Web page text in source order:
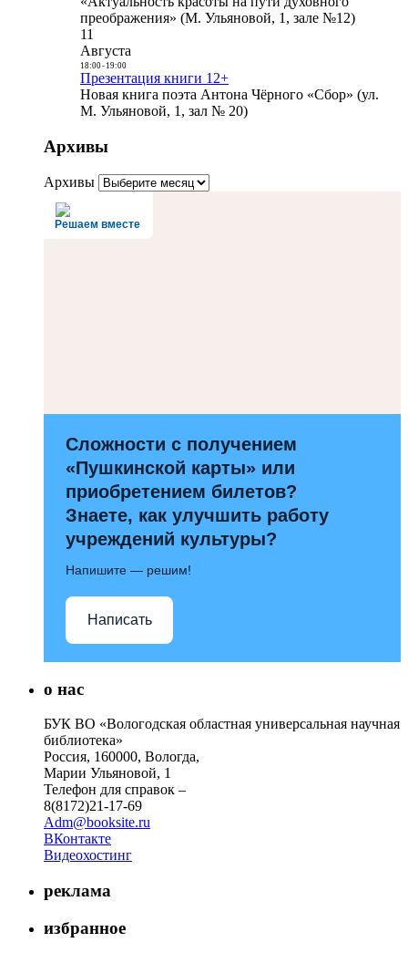
преображения» (М. Ульяновой, 1, зале №12)
11
Августа
18:00- 19:00
Презентация книги 12+
Новая книга поэта Антона Чёрного «Сбор» (ул.
М. Ульяновой, 1, зал № 20)
Архивы
Архивы
Решаем вместе
Сложности с получением
«Пушкинской карты» или
приобретением билетов?
Знаете, как улучшить работу
учреждений культуры?
Напишите — решим!
Написать
о нас
БУК ВО «Вологодская областная универсальная научная
библиотека»
Россия, 160000, Вологда,
Марии Ульяновой, 1
Телефон для справок –
8(8172)21-17-69
Adm@booksite.ru
ВКонтакте
Видеохостинг
реклама
избранное